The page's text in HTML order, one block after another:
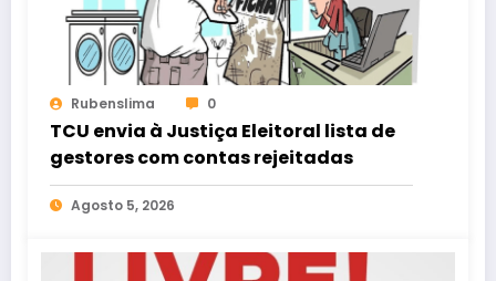
Rubenslima 0
TCU envia à Justiça Eleitoral lista de
gestores com contas rejeitadas
Agosto 5, 2026